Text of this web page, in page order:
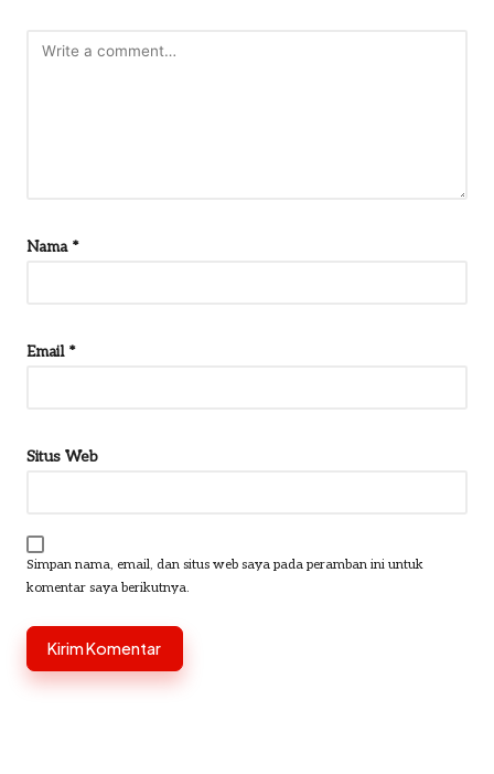
Nama *
Email *
Situs Web
Simpan nama, email, dan situs web saya pada peramban ini untuk
komentar saya berikutnya.